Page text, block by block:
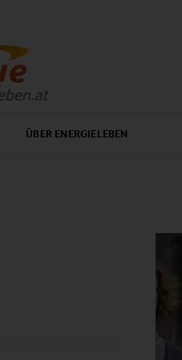
ÜBER ENERGIELEBEN